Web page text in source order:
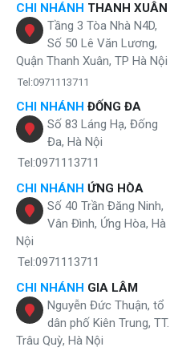
CHI NHÁNH THANH XUÂN
Tầng 3 Tòa Nhà N4D,
Số 50 Lê Văn Lương,
Quận Thanh Xuân, TP Hà Nội
Tel:0971113711
CHI NHÁNH ĐỐNG ĐA
Số 83 Láng Hạ, Đống
Đa, Hà Nội
Tel:0971113711
CHI NHÁNH ỨNG HÒA
Số 40 Trần Đăng Ninh,
Vân Đình, Ứng Hòa, Hà
Nội
Tel:0971113711
CHI NHÁNH GIA LÂM
Nguyễn Đức Thuận, tổ
dân phố Kiên Trung, TT.
Trâu Quỳ, Hà Nội